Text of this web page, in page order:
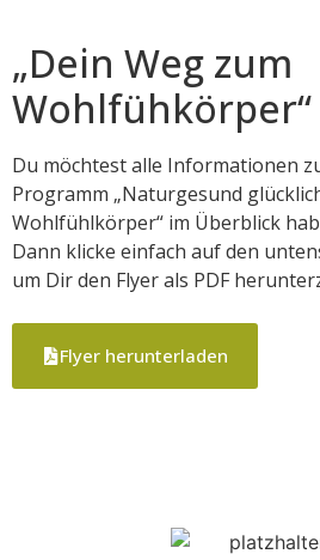
„Dein Weg zum
Wohlfühkörper“
Du möchtest alle Informationen
Programm „Naturgesund
Wohlfühlkörper“ im Überblick
Dann klicke einfach auf den
um Dir den Flyer als PDF
Flyer herunterladen